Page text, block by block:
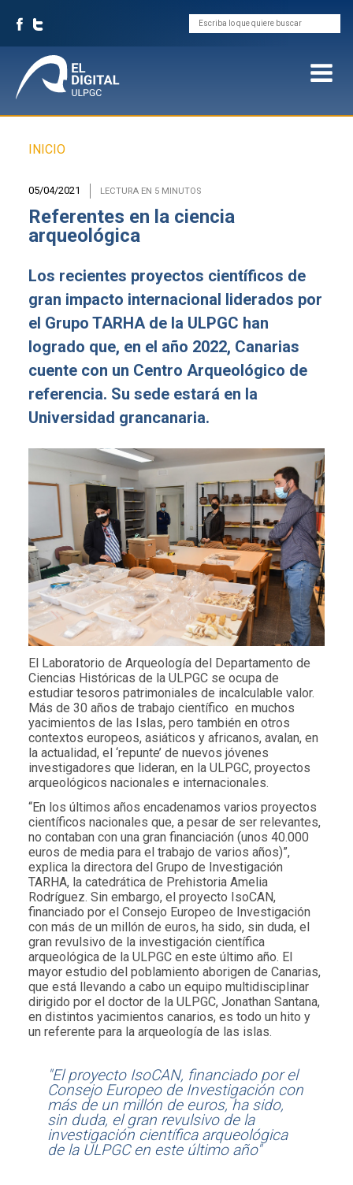
Buscar
Sobrescribir
de
ayuda
a
la
navegación
INICIO
05/04/2021 LECTURA EN 5 MINUTOS
Referentes en la ciencia
arqueológica
Los recientes proyectos científicos de
gran impacto internacional liderados por
el Grupo TARHA de la ULPGC han
logrado que, en el año 2022, Canarias
cuente con un Centro Arqueológico de
referencia. Su sede estará en la
Universidad grancanaria.
El Laboratorio de Arqueología del Departamento de
Ciencias Históricas de la ULPGC se ocupa de
estudiar tesoros patrimoniales de incalculable valor.
Más de 30 años de trabajo científico en muchos
yacimientos de las Islas, pero también en otros
contextos europeos, asiáticos y africanos, avalan, en
la actualidad, el ‘repunte’ de nuevos jóvenes
investigadores que lideran, en la ULPGC, proyectos
arqueológicos nacionales e internacionales.
“En los últimos años encadenamos varios proyectos
científicos nacionales que, a pesar de ser relevantes,
no contaban con una gran financiación (unos 40.000
euros de media para el trabajo de varios años)”,
explica la directora del Grupo de Investigación
TARHA, la catedrática de Prehistoria Amelia
Rodríguez. Sin embargo, el proyecto IsoCAN,
financiado por el Consejo Europeo de Investigación
con más de un millón de euros, ha sido, sin duda, el
gran revulsivo de la investigación científica
arqueológica de la ULPGC en este último año. El
mayor estudio del poblamiento aborigen de Canarias,
que está llevando a cabo un equipo multidisciplinar
dirigido por el doctor de la ULPGC, Jonathan Santana,
en distintos yacimientos canarios, es todo un hito y
un referente para la arqueología de las islas.
"El proyecto IsoCAN, financiado por el
Consejo Europeo de Investigación con
más de un millón de euros, ha sido,
sin duda, el gran revulsivo de la
investigación científica arqueológica
de la ULPGC en este último año"